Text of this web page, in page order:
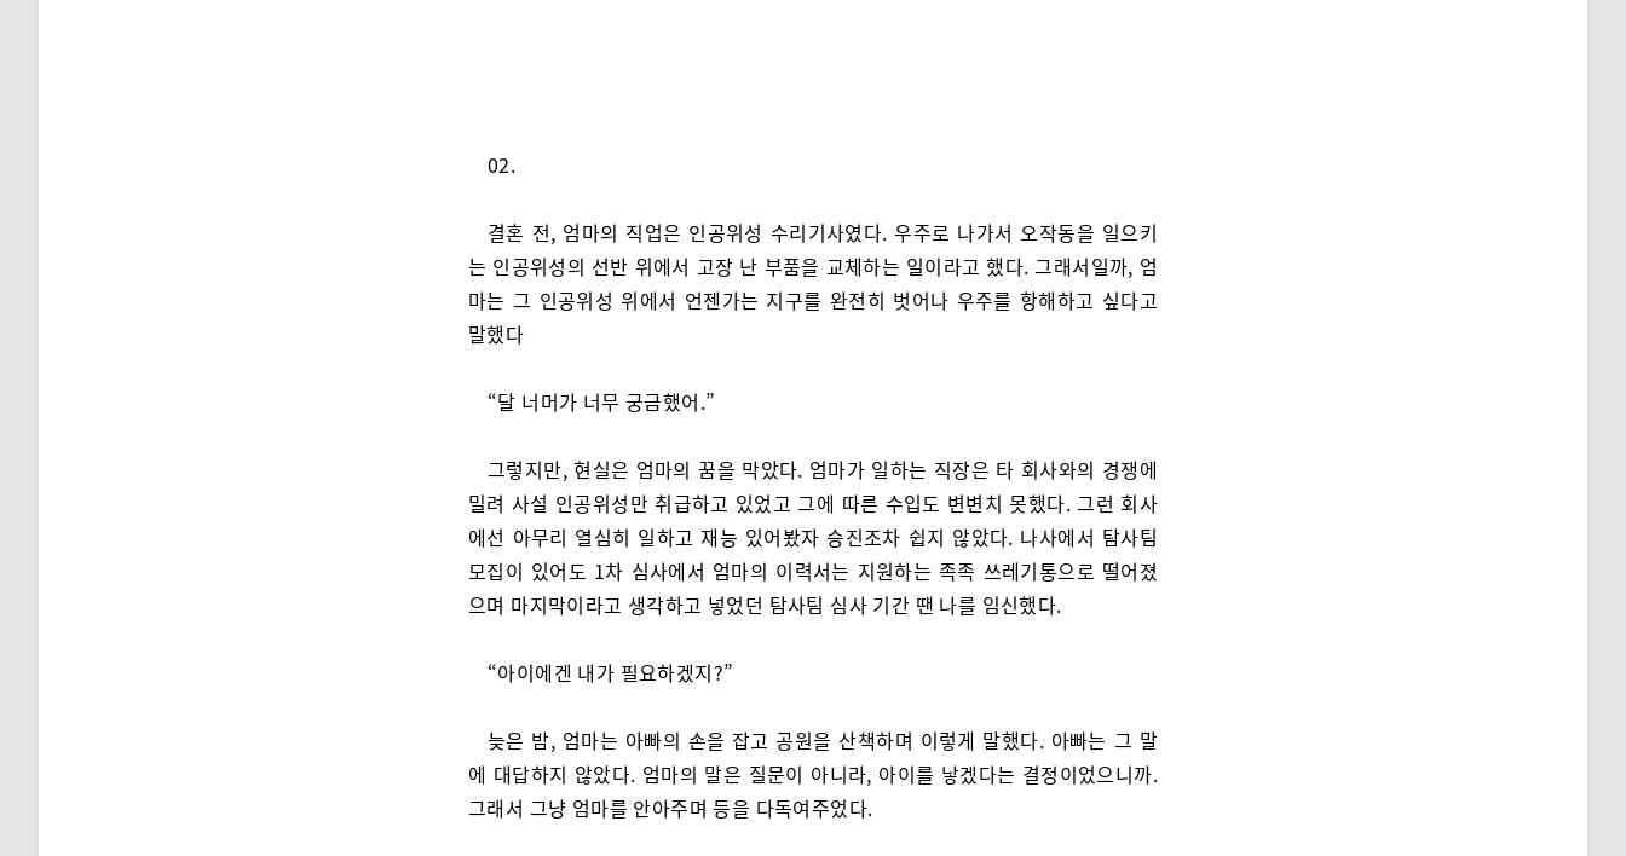
02.
결혼 전, 엄마의 직업은 인공위성 수리기사였다. 우주로 나가서 오작동을 일으키
는 인공위성의 선반 위에서 고장 난 부품을 교체하는 일이라고 했다. 그래서일까, 엄
마는 그 인공위성 위에서 언젠가는 지구를 완전히 벗어나 우주를 항해하고 싶다고
말했다
“달 너머가 너무 궁금했어.”
그렇지만, 현실은 엄마의 꿈을 막았다. 엄마가 일하는 직장은 타 회사와의 경쟁에
밀려 사설 인공위성만 취급하고 있었고 그에 따른 수입도 변변치 못했다. 그런 회사
에선 아무리 열심히 일하고 재능 있어봤자 승진조차 쉽지 않았다. 나사에서 탐사팀
모집이 있어도 1차 심사에서 엄마의 이력서는 지원하는 족족 쓰레기통으로 떨어졌
으며 마지막이라고 생각하고 넣었던 탐사팀 심사 기간 땐 나를 임신했다.
“아이에겐 내가 필요하겠지?”
늦은 밤, 엄마는 아빠의 손을 잡고 공원을 산책하며 이렇게 말했다. 아빠는 그 말
에 대답하지 않았다. 엄마의 말은 질문이 아니라, 아이를 낳겠다는 결정이었으니까.
그래서 그냥 엄마를 안아주며 등을 다독여주었다.